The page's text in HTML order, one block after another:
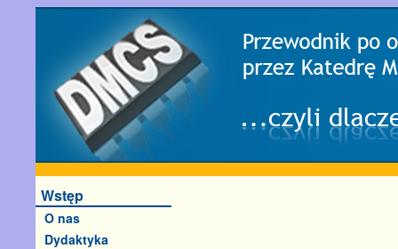
Wstęp
O nas
Dydaktyka